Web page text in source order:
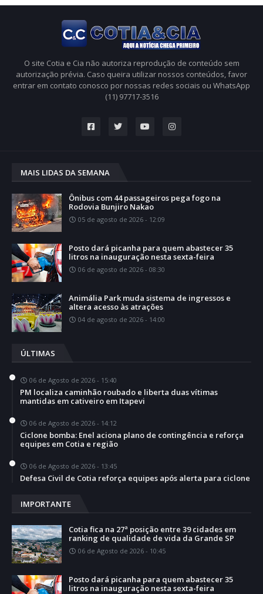
O site Cotia e Cia não autoriza reprodução de conteúdo sem
autorização prévia. Caso queira utilizar nossos conteúdos, favor
entrar em contato conosco por nossas redes sociais ou WhatsApp
(11) 97717-3516
MAIS LIDAS DA SEMANA
Ônibus com 44 passageiros pega fogo na
Rodovia Bunjiro Nakao
05 de agosto de 2026 - 12:09
Posto dará picanha para quem abastecer 35
litros na inauguração nesta sexta-feira
06 de agosto de 2026 - 08:30
Animália Park muda sistema de ingressos e
altera acesso às atrações
04 de agosto de 2026 - 14:00
ÚLTIMAS
06 de Agosto de 2026 - 15:40
PM localiza caminhão roubado e liberta duas vítimas
mantidas em cativeiro em Itapevi
06 de Agosto de 2026 - 14:12
Ciclone bomba: Enel aciona plano de contingência e reforça
equipes em Cotia e região
06 de Agosto de 2026 - 13:45
Defesa Civil de Cotia reforça equipes após alerta para ciclone
IMPORTANTE
Cotia fica na 27ª posição entre 39 cidades em
ranking de qualidade de vida da Grande SP
06 de Agosto de 2026 - 10:45
Posto dará picanha para quem abastecer 35
litros na inauguração nesta sexta-feira